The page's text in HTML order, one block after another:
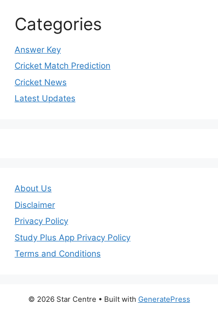
Categories
Answer Key
Cricket Match Prediction
Cricket News
Latest Updates
About Us
Disclaimer
Privacy Policy
Study Plus App Privacy Policy
Terms and Conditions
© 2026 Star Centre • Built with GeneratePress